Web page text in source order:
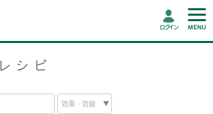
ログイン
シピ